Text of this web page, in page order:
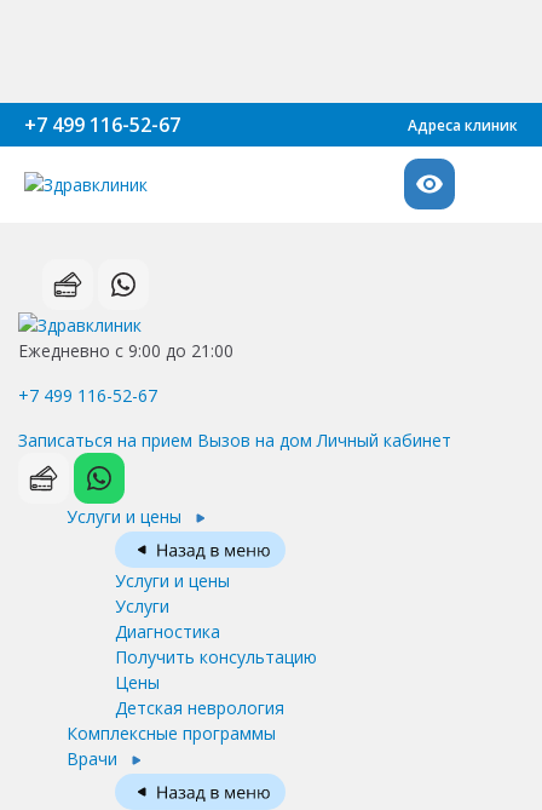
+7 499 116-52-67 Адреса клиник
Ежедневно с 9:00 до 21:00
+7 499 116-52-67
Записаться на прием Вызов на дом Личный кабинет
Услуги и цены
Услуги и цены
Услуги
Диагностика
Получить консультацию
Цены
Детская неврология
Комплексные программы
Врачи